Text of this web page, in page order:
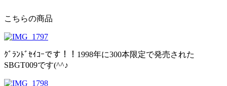
こちらの商品
ｸﾞﾗﾝﾄﾞｾｲｺｰです！！1998年に300本限定で発売された
SBGT009です(^^♪